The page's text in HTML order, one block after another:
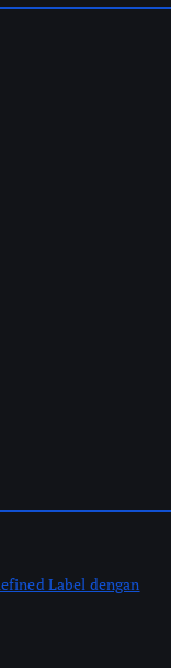
Label dengan